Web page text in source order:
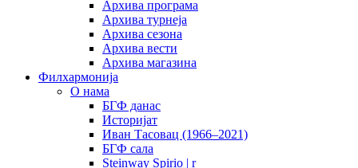
Архива програма
Архива турнеја
Архива сезона
Архива вести
Архива магазина
Филхармонија
О нама
БГФ данас
Историјат
Иван Тасовац (1966–2021)
БГФ сала
Steinway Spirio | r